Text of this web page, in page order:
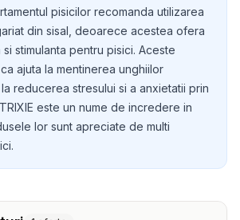
pisicilor recomanda utilizarea
din sisal, deoarece acestea ofera
stimulanta pentru pisici. Aceste
ajuta la mentinerea unghiilor
reducerea stresului si a anxietatii prin
este un nume de incredere in
lor sunt apreciate de multi